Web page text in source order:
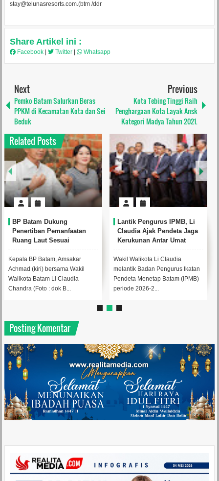
stay@telunasresorts.com.(btm /ddr
Share Artikel ini :
Facebook Twitter Whatsapp
Next
Pemko Batam Salurkan Beras
PPKM di Kecamatan Kota dan Sei
Beduk
Previous
Kota Tebing Tinggi Raih
Penghargaan Kota Layak Ansk
Kategori Madya Tahun 2021.
Related Posts
BP Batam Dukung
Penertiban Pemanfaatan
Ruang Laut Sesuai
Ketentuan Peraturan
Perundang-Undangan
Kepala BP Batam, Amsakar
Achmad (kiri) bersama Wakil
Walikota Batam Li Claudia
Chandra (Foto : dok B...
Lantik Pengurus IPMB, Li
Claudia Ajak Pendeta Jaga
Kerukunan Antar Umat
Beragama
Wakil Walikota Li Claudia
melantik Badan Pengurus Ikatan
Pendeta Menetap Batam (IPMB)
periode 2026-2...
Posting Komentar